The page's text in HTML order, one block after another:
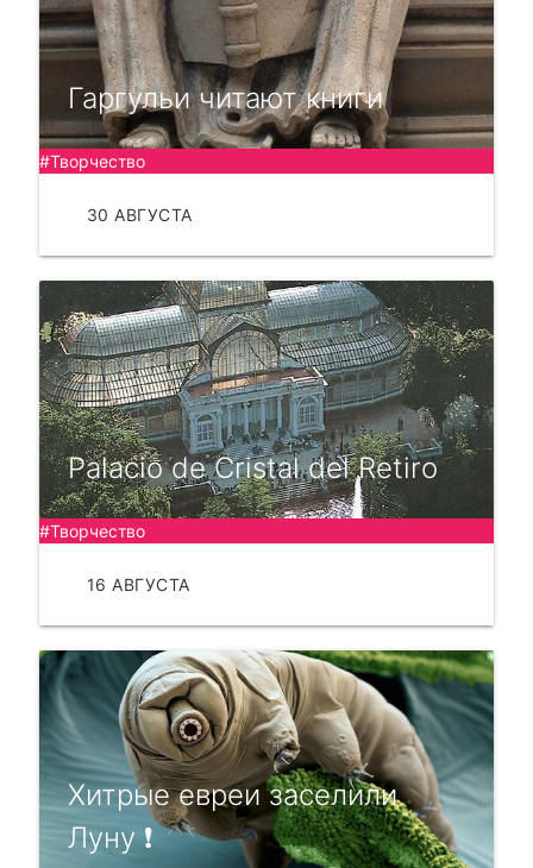
Гаргульи читают книги
#Творчество
30 АВГУСТА
Palacio de Cristal del Retiro
#Творчество
16 АВГУСТА
Хитрые евреи заселили
Луну ❗